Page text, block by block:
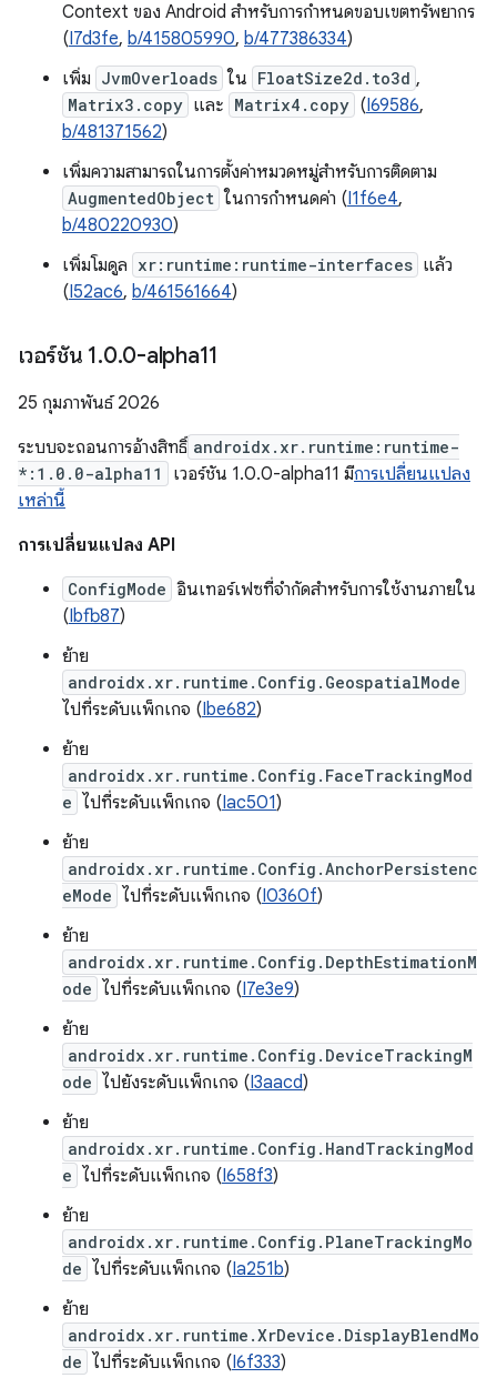
Context ของ Android สำหรับการกำหนดขอบเขตทรัพยากร
(I7d3fe, b/415805990, b/477386334)
เพิ่ม JvmOverloads ใน FloatSize2d.to3d ,
Matrix3.copy และ Matrix4.copy (I69586,
b/481371562)
เพิ่มความสามารถในการตั้งค่าหมวดหมู่สำหรับการติดตาม
AugmentedObject ในการกำหนดค่า (I1f6e4,
b/480220930)
เพิ่มโมดูล xr:runtime:runtime-interfaces แล้ว
(I52ac6, b/461561664)
เวอร์ชัน 1.0.0-alpha11
25 กุมภาพันธ์ 2026
ระบบจะถอนการอ้างสิทธิ์ androidx.xr.runtime:runtime-
*:1.0.0-alpha11
เวอร์ชัน 1.0.0-alpha11 มีการเปลี่ยนแปลง
เหล่านี้
การเปลี่ยนแปลง API
ConfigMode อินเทอร์เฟซที่จำกัดสำหรับการใช้งานภายใน
(Ibfb87)
ย้าย
androidx.xr.runtime.Config.GeospatialMode
ไปที่ระดับแพ็กเกจ (Ibe682)
ย้าย
androidx.xr.runtime.Config.FaceTrackingMod
e ไปที่ระดับแพ็กเกจ (Iac501)
ย้าย
androidx.xr.runtime.Config.AnchorPersistenc
eMode ไปที่ระดับแพ็กเกจ (I0360f)
ย้าย
androidx.xr.runtime.Config.DepthEstimationM
ode ไปที่ระดับแพ็กเกจ (I7e3e9)
ย้าย
androidx.xr.runtime.Config.DeviceTrackingM
ode ไปยังระดับแพ็กเกจ (I3aacd)
ย้าย
androidx.xr.runtime.Config.HandTrackingMod
e ไปที่ระดับแพ็กเกจ (I658f3)
ย้าย
androidx.xr.runtime.Config.PlaneTrackingMo
de ไปที่ระดับแพ็กเกจ (Ia251b)
ย้าย
androidx.xr.runtime.XrDevice.DisplayBlendMo
de ไปที่ระดับแพ็กเกจ (I6f333)